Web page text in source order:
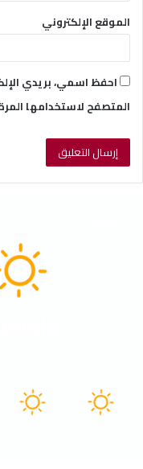
الموقع الإلكتروني
احفظ اسمي، بريدي
المتصفح لاستخدامها